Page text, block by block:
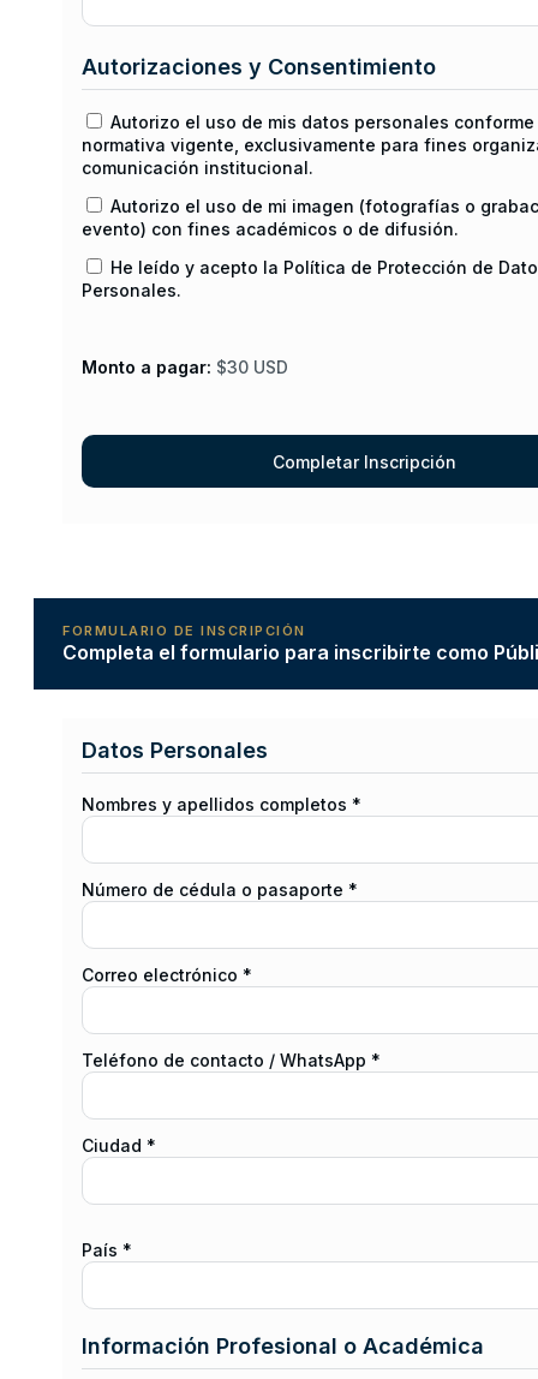
Autorizaciones y Consentimiento
Autorizo el uso de mis datos personales
normativa vigente, exclusivamente para fines
comunicación institucional.
Autorizo el uso de mi imagen (fotografías o
evento) con fines académicos o de difusión.
He leído y acepto la Política de Protección de
Personales.
Monto a pagar: $30 USD
FORMULARIO DE INSCRIPCIÓN
Completa el formulario para inscribirte como
Datos Personales
Nombres y apellidos completos *
Número de cédula o pasaporte *
Correo electrónico *
Teléfono de contacto / WhatsApp *
Ciudad *
País *
Información Profesional o Académica